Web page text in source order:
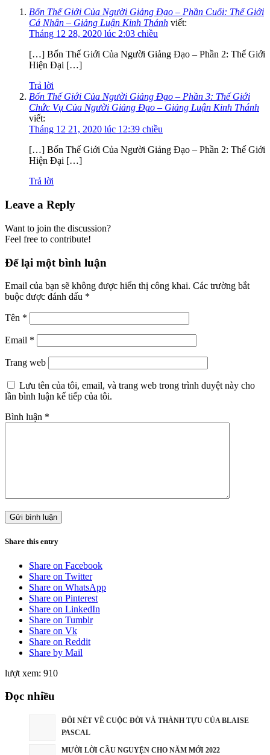
Bốn Thế Giới Của Người Giảng Đạo – Phần Cuối: Thế Giới
Cá Nhân – Giảng Luận Kinh Thánh viết:
Tháng 12 28, 2020 lúc 2:03 chiều
[…] Bốn Thế Giới Của Người Giảng Đạo – Phần 2: Thế Giới
Hiện Đại […]
Trả lời
Bốn Thế Giới Của Người Giảng Đạo – Phần 3: Thế Giới
Chức Vụ Của Người Giảng Đạo – Giảng Luận Kinh Thánh
viết:
Tháng 12 21, 2020 lúc 12:39 chiều
[…] Bốn Thế Giới Của Người Giảng Đạo – Phần 2: Thế Giới
Hiện Đại […]
Trả lời
Leave a Reply
Want to join the discussion?
Feel free to contribute!
Để lại một bình luận
Email của bạn sẽ không được hiển thị công khai. Các trường bắt
buộc được đánh dấu *
Tên *
Email *
Trang web
Lưu tên của tôi, email, và trang web trong trình duyệt này cho
lần bình luận kế tiếp của tôi.
Bình luận *
Share this entry
Share on Facebook
Share on Twitter
Share on WhatsApp
Share on Pinterest
Share on LinkedIn
Share on Tumblr
Share on Vk
Share on Reddit
Share by Mail
lượt xem: 910
Đọc nhiều
ĐÔI NÉT VỀ CUỘC ĐỜI VÀ THÀNH TỰU CỦA BLAISE
PASCAL
MƯỜI LỜI CẦU NGUYỆN CHO NĂM MỚI 2022